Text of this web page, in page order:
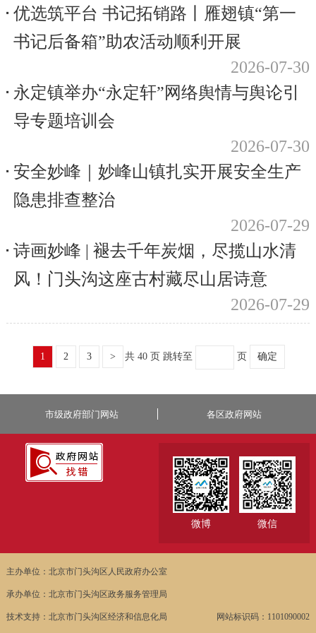
优选筑平台 书记拓销路丨雁翅镇“第一
书记后备箱”助农活动顺利开展
2026-07-30
永定镇举办“永定轩”网络舆情与舆论引
导专题培训会
2026-07-30
安全妙峰｜妙峰山镇扎实开展安全生产
隐患排查整治
2026-07-29
诗画妙峰 | 褪去千年炭烟，尽揽山水清
风！门头沟这座古村藏尽山居诗意
2026-07-29
1 2 3 > 共 40 页 跳转至 页 确定
市级政府部门网站 各区政府网站
微博 微信
主办单位：北京市门头沟区人民政府办公室
承办单位：北京市门头沟区政务服务管理局
技术支持：北京市门头沟区经济和信息化局 网站标识码：1101090002